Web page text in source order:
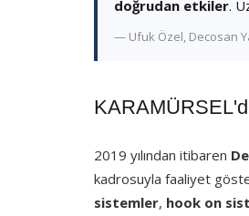
doğrudan etkiler.
— Ufuk Özel, Decosan
2019 yılından itibaren
kadrosuyla faaliyet
sistemler, hook on